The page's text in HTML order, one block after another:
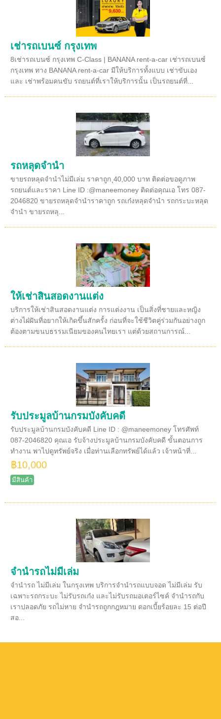
เช่ารถเบนซ์ กรุงเทพ
8เช่ารถเบนซ์ กรุงเทพ C-Class | BANANA rent-a-car เช่ารถเบนซ์
กรุงเทพ ทาง BANANA rent-a-car มีให้บริการทั้งแบบ เช่าขับเอง
และ เช่าพร้อมคนขับ รถยนต์ที่เราให้บริการนั้น เป็นรถยนต์ที่...
รถหลุดจำนำ
ขายรถหลุดจำนำไม่มีเล่ม ราคาถูก ุ40,000 บาท ติดต่อขอดูภาพ
รถยนต์และราคา Line ID :@maneemoney ติดต่อคุณเอ โทร 087-
2046820 ขายรถหลุดจำนำราคาถูก รถเก๋งหลุดจำนำ รถกระบะหลุด
จำนำ ขายรถหลุ...
ให้เช่าสินสอดงานแต่ง
บริการให้เช่าสินสอดงานแต่ง การแต่งงาน เป็นสิ่งที่ชายและหญิง
ต่างไฝ่ฝันที่อยากให้เกิดขึ้นสักครั้ง ก่อนที่จะใช้ชีวิตคู่ร่วมกันอย่างถูก
ต้องตามขนบธรรมเนียมของคนไทยเรา แต่ด้วยสถานการณ์...
รับประมูลบ้านกรมบังคับคดี
รับประมูลบ้านกรมบังคับคดี Line ID : @maneemoney โทรศัพท์
087-2046820 คุณเอ รับจ้างประมูลบ้านกรมบังคับคดี ขั้นตอนการ
ทำงาน พาไปดูทรัพย์จริง เมื่อท่านเลือกทรัพย์ได้แล้ว เจ้าหน้าที่...
฿10,000
มีสินค้า
จำนำรถไม่มีเล่ม
จำนำรถ ไม่มีเล่ม ในกรุงเทพ บริการจำนำรถแบบจอด ไม่มีเล่ม รับ
เฉพาะรถกระบะ ไม่รับรถเก๋ง และไม่รับรถมอเตอร์ไซค์ จำนำรถกับ
เราปลอดภัย รถไม่หาย จำนำรถถูกกฎหมาย ดอกเบี้ยร้อยละ 15 ต่อปี
สอ...